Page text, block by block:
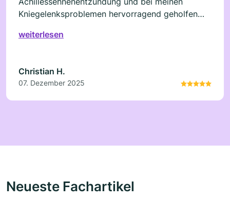
Kniegelenksproblemen hervorragend geholfen
weiterlesen
Christian H.
07. Dezember 2025
Neueste Fachartikel